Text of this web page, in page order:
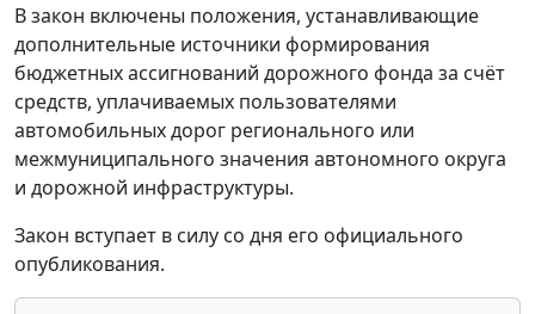
В закон включены положения, устанавливающие
дополнительные источники формирования
бюджетных ассигнований дорожного фонда за счёт
средств, уплачиваемых пользователями
автомобильных дорог регионального или
межмуниципального значения автономного округа
и дорожной инфраструктуры.
Закон вступает в силу со дня его официального
опубликования.